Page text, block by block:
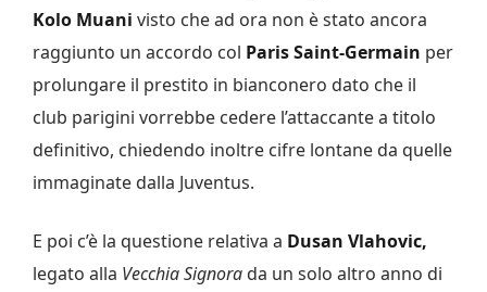
Kolo Muani visto che ad ora non è stato ancora
raggiunto un accordo col Paris Saint-Germain per
prolungare il prestito in bianconero dato che il
club parigini vorrebbe cedere l’attaccante a titolo
definitivo, chiedendo inoltre cifre lontane da quelle
immaginate dalla Juventus.
E poi c’è la questione relativa a Dusan Vlahovic,
legato alla Vecchia Signora da un solo altro anno di